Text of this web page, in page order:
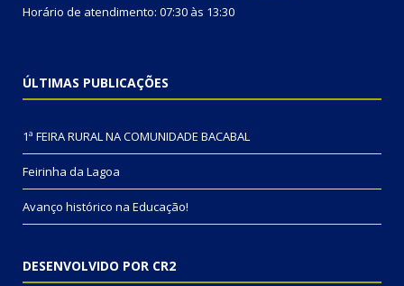
Horário de atendimento: 07:30 às 13:30
ÚLTIMAS PUBLICAÇÕES
1ª FEIRA RURAL NA COMUNIDADE BACABAL
Feirinha da Lagoa
Avanço histórico na Educação!
DESENVOLVIDO POR CR2